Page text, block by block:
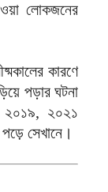
লোকজনের
কারণে
পড়ার ঘটনা
২০২১
সেখানে।